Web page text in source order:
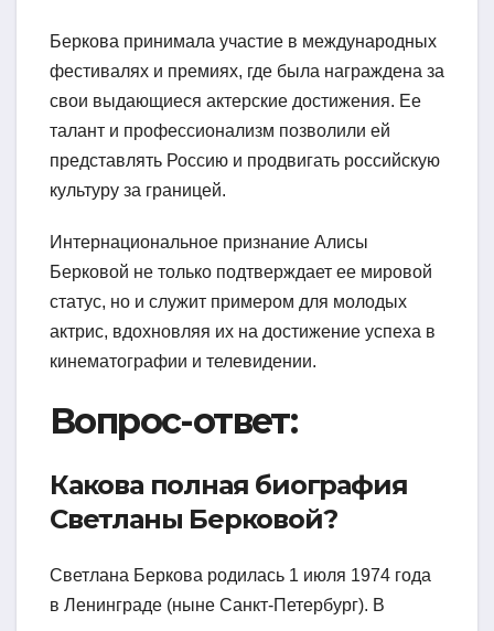
Беркова принимала участие в международных
фестивалях и премиях, где была награждена за
свои выдающиеся актерские достижения. Ее
талант и профессионализм позволили ей
представлять Россию и продвигать российскую
культуру за границей.
Интернациональное признание Алисы
Берковой не только подтверждает ее мировой
статус, но и служит примером для молодых
актрис, вдохновляя их на достижение успеха в
кинематографии и телевидении.
Вопрос-ответ:
Какова полная биография
Светланы Берковой?
Светлана Беркова родилась 1 июля 1974 года
в Ленинграде (ныне Санкт-Петербург). В